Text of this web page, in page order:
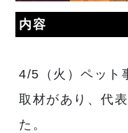
内容
4/5（火）ペット
取材があり、代
た。